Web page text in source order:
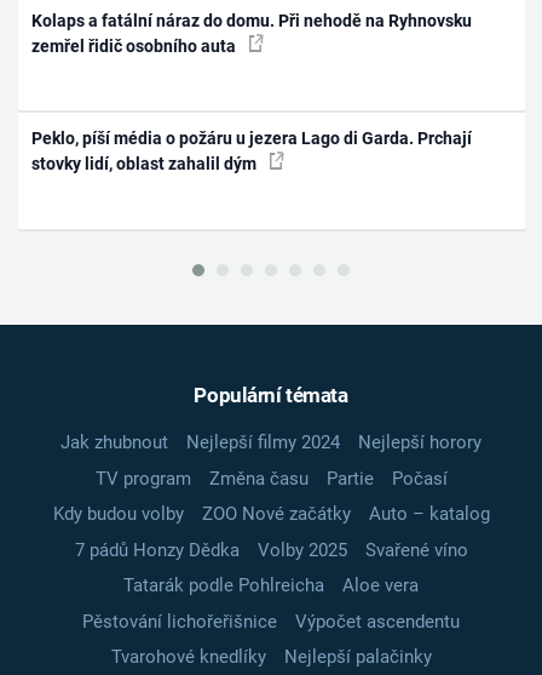
Kolaps a fatální náraz do domu. Při nehodě na Ryhnovsku
zemřel řidič osobního auta
Peklo, píší média o požáru u jezera Lago di Garda. Prchají
stovky lidí, oblast zahalil dým
Populární témata
Jak zhubnout Nejlepší filmy 2024
Nejlepší horory
TV program
Změna času Partie
Počasí
Kdy budou volby
ZOO Nové začátky
Auto – katalog
7 pádů Honzy Dědka
Volby 2025
Svařené víno
Tatarák podle Pohlreicha
Aloe vera
Pěstování lichořeřišnice
Výpočet ascendentu
Tvarohové knedlíky
Nejlepší palačinky